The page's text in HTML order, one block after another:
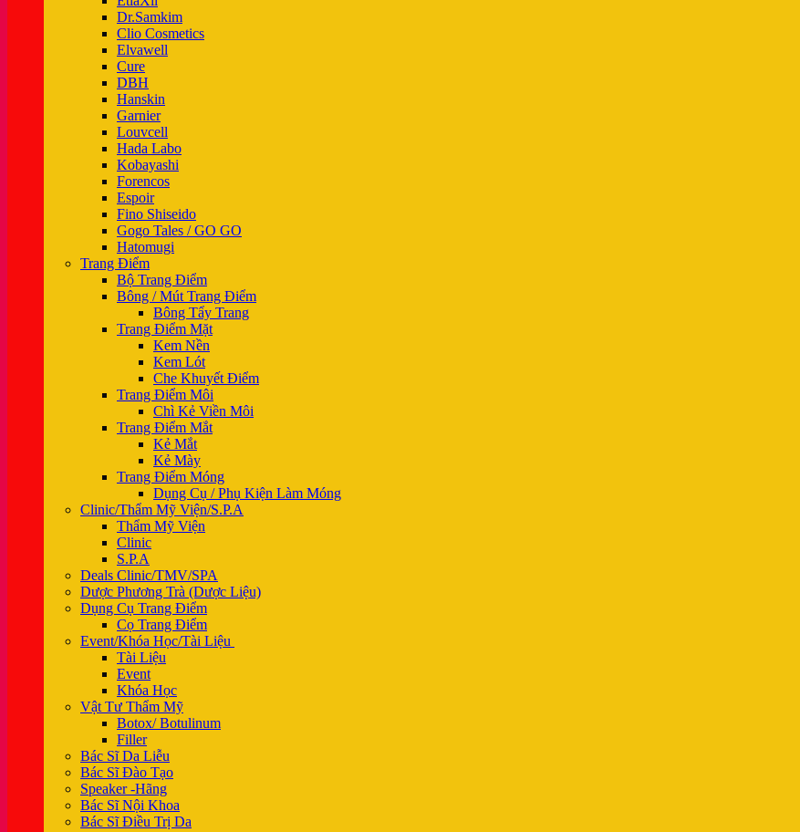
Dr.Samkim
Clio Cosmetics
Elvawell
Cure
DBH
Hanskin
Garnier
Louvcell
Hada Labo
Kobayashi
Forencos
Espoir
Fino Shiseido
Gogo Tales / GO GO
Hatomugi
Trang Điểm
Bộ Trang Điểm
Bông / Mút Trang Điểm
Bông Tẩy Trang
Trang Điểm Mặt
Kem Nền
Kem Lót
Che Khuyết Điểm
Trang Điểm Môi
Chì Kẻ Viền Môi
Trang Điểm Mắt
Kẻ Mắt
Kẻ Mày
Trang Điểm Móng
Dụng Cụ / Phụ Kiện Làm Móng
Clinic/Thẩm Mỹ Viện/S.P.A
Thẩm Mỹ Viện
Clinic
S.P.A
Deals Clinic/TMV/SPA
Dược Phương Trà (Dược Liệu)
Dụng Cụ Trang Điểm
Cọ Trang Điểm
Event/Khóa Học/Tài Liệu
Tài Liệu
Event
Khóa Học
Vật Tư Thẩm Mỹ
Botox/ Botulinum
Filler
Bác Sĩ Da Liễu
Bác Sĩ Đào Tạo
Speaker -Hãng
Bác Sĩ Nội Khoa
Bác Sĩ Điều Trị Da